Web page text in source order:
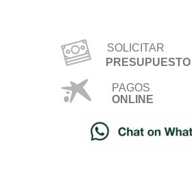
SOLICITAR
PRESUPUESTO
PAGOS
ONLINE